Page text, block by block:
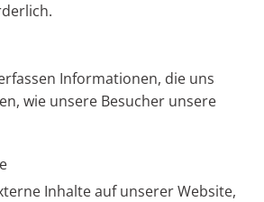
Informationen, die uns
wie unsere Besucher unsere
Inhalte auf unserer Website,